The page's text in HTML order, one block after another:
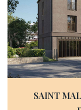
SAINT